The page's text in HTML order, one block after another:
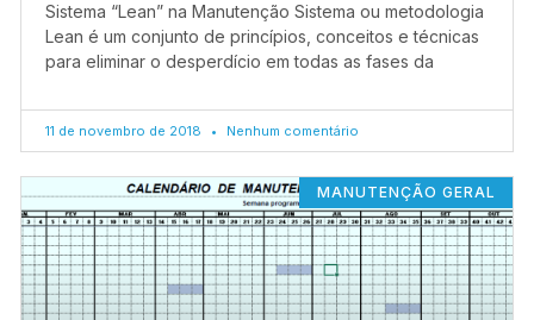
Sistema “Lean” na Manutenção Sistema ou metodologia
Lean é um conjunto de princípios, conceitos e técnicas
para eliminar o desperdício em todas as fases da
11 de novembro de 2018 Nenhum comentário
MANUTENÇÃO GERAL